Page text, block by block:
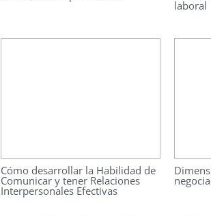
laboral
Cómo desarrollar la Habilidad de
Comunicar y tener Relaciones
Interpersonales Efectivas